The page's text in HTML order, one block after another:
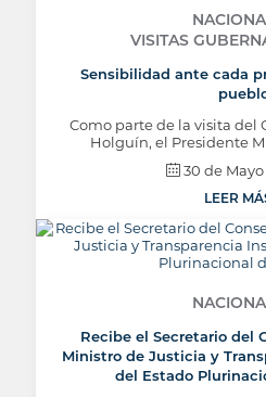
VISITAS
Sensibilidad ante cada
Como parte de la visita del
Holguín, el Presidente
30 de Mayo
LEER
Recibe el Secretario del
Ministro de Justicia y
del Estado